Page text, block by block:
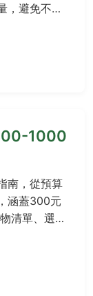
，避免不必
1000
南，從預算
涵蓋300元
清單、選購
禮物場
辦公室同
決所有疑